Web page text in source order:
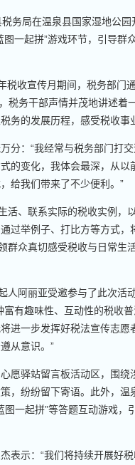
局在温泉县国家湿地公园
一起拼”游戏环节，引导群
收宣传月期间，税务部门
税务干部声情并茂地讲述着
务的发展历程，感受税收事
：“我经常与税务部门打交
的变化，我体会最深，从以
给我们带来了不少便利。”
、联系实际的税收实例，
过举例子、打比方等方式，
群众真切感受税收与日常生
阿丽亚受邀参与了此次活
有趣味性、互动性的税收
进一步发挥好税法宣传志愿
从意识。”
驿站留言板活动区，围绕
，纷纷留下寄语。此外，温
图一起拼”等答题互动游戏
示：“我们将持续开展好税